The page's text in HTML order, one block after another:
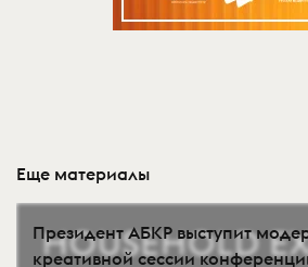
Еще материалы
Президент АБКР выступит
креативной сессии